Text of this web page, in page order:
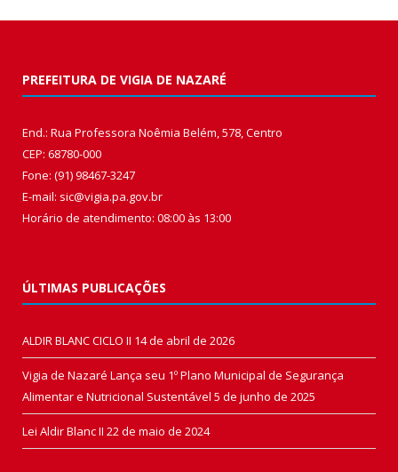
PREFEITURA DE VIGIA DE NAZARÉ
End.: Rua Professora Noêmia Belém, 578, Centro
CEP: 68780-000
Fone: (91) 98467-3247
E-mail: sic@vigia.pa.gov.br
Horário de atendimento: 08:00 às 13:00
ÚLTIMAS PUBLICAÇÕES
ALDIR BLANC CICLO II 14 de abril de 2026
Vigia de Nazaré Lança seu 1º Plano Municipal de Segurança
Alimentar e Nutricional Sustentável 5 de junho de 2025
Lei Aldir Blanc II 22 de maio de 2024